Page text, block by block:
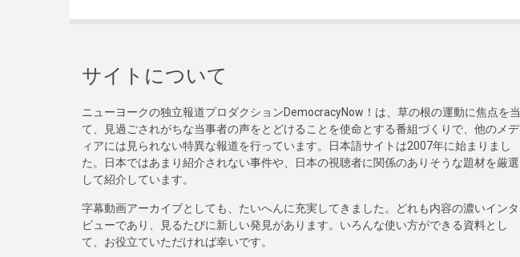
サイトについて
ニューヨークの独立報道プロダクションDemocracyNow！は、草の根の運動に焦点を当
て、見過ごされがちな当事者の声をとどけることを使命とする番組づくりで、他のメデ
ィアには見られない特異な報道を行っています。日本語サイトは2007年に始まりまし
た。日本ではあまり紹介されない事件や、日本の視聴者に関係のありそうな題材を厳選
して紹介しています。
字幕動画アーカイブとしても、たいへんに充実してきました。どれも内容の濃いインタ
ビューであり、見るたびに新しい発見があります。いろんな使い方ができる資料とし
て、お役立ていただければ幸いです。